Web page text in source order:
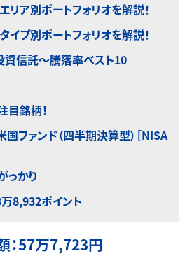
リア別ポートフォリオを解説！
イプ別ポートフォリオを解説！
信託～騰落率ベスト10
目銘柄！
国ファンド（四半期決算型）［NISA
っかり
8,932ポイント
：57万7,723円